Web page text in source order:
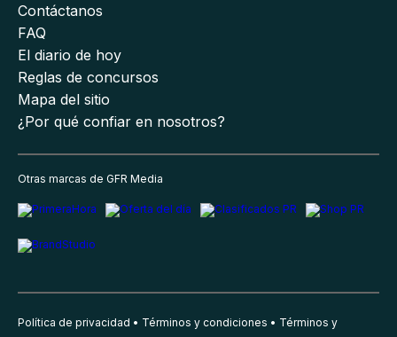
Contáctanos
FAQ
El diario de hoy
Reglas de concursos
Mapa del sitio
¿Por qué confiar en nosotros?
Otras marcas de GFR Media
Política de privacidad Términos y condiciones Términos y